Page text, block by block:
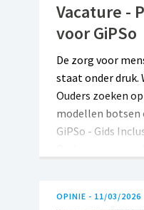
Vacature -
voor GiPSo
De zorg voor
staat onder druk.
Ouders zoeken
modellen botsen
GiPSo - Gids
eigenaarschap
OPINIE - 11/03/2026